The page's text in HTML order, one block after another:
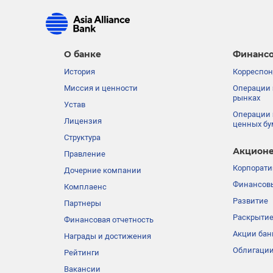
О банке
История
Миссия и ценности
Устав
Лицензия
Структура
Правление
Дочерние компании
Комплаенс
Партнеры
Финансовая отчетность
Награды и достижения
Рейтинги
Вакансии
Операции
рынках
Операции
ценных
Развитие
Акции